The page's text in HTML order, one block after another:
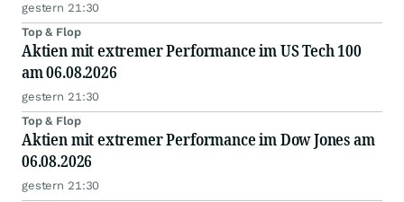
gestern 21:30
Top & Flop
Aktien mit extremer Performance im US Tech 100
am 06.08.2026
gestern 21:30
Top & Flop
Aktien mit extremer Performance im Dow Jones am
06.08.2026
gestern 21:30